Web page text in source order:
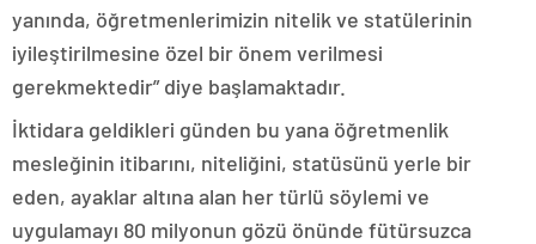
yanında, öğretmenlerimizin nitelik ve statülerinin
iyileştirilmesine özel bir önem verilmesi
gerekmektedir” diye başlamaktadır.
İktidara geldikleri günden bu yana öğretmenlik
mesleğinin itibarını, niteliğini, statüsünü yerle bir
eden, ayaklar altına alan her türlü söylemi ve
uygulamayı 80 milyonun gözü önünde fütürsuzca